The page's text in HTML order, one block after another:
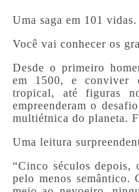
Uma saga em 101 vidas.
Você vai conhecer os
Desde o primeiro
em 1500, e conviver
tropical, até figuras
empreenderam o
multiétnica do planeta.
Uma leitura
“Cinco séculos
pelo menos semântico.